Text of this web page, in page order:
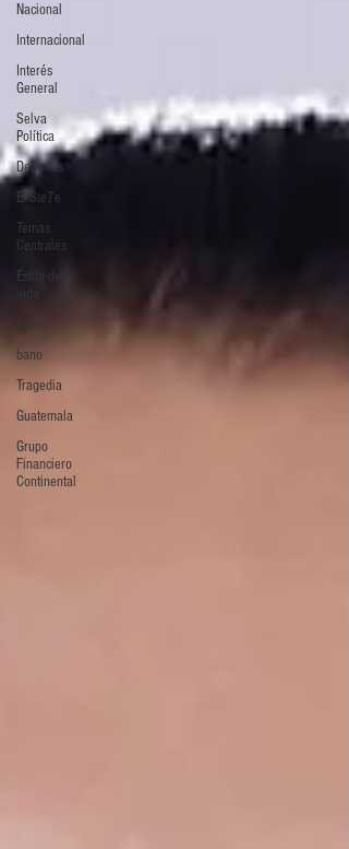
Nacional
Internacional
Interés
General
Selva
Política
Deportes
El Sie7e
Temas
Centrales
Estilo de
bano
Tragedia
Guatemala
Grupo
Financiero
Continental